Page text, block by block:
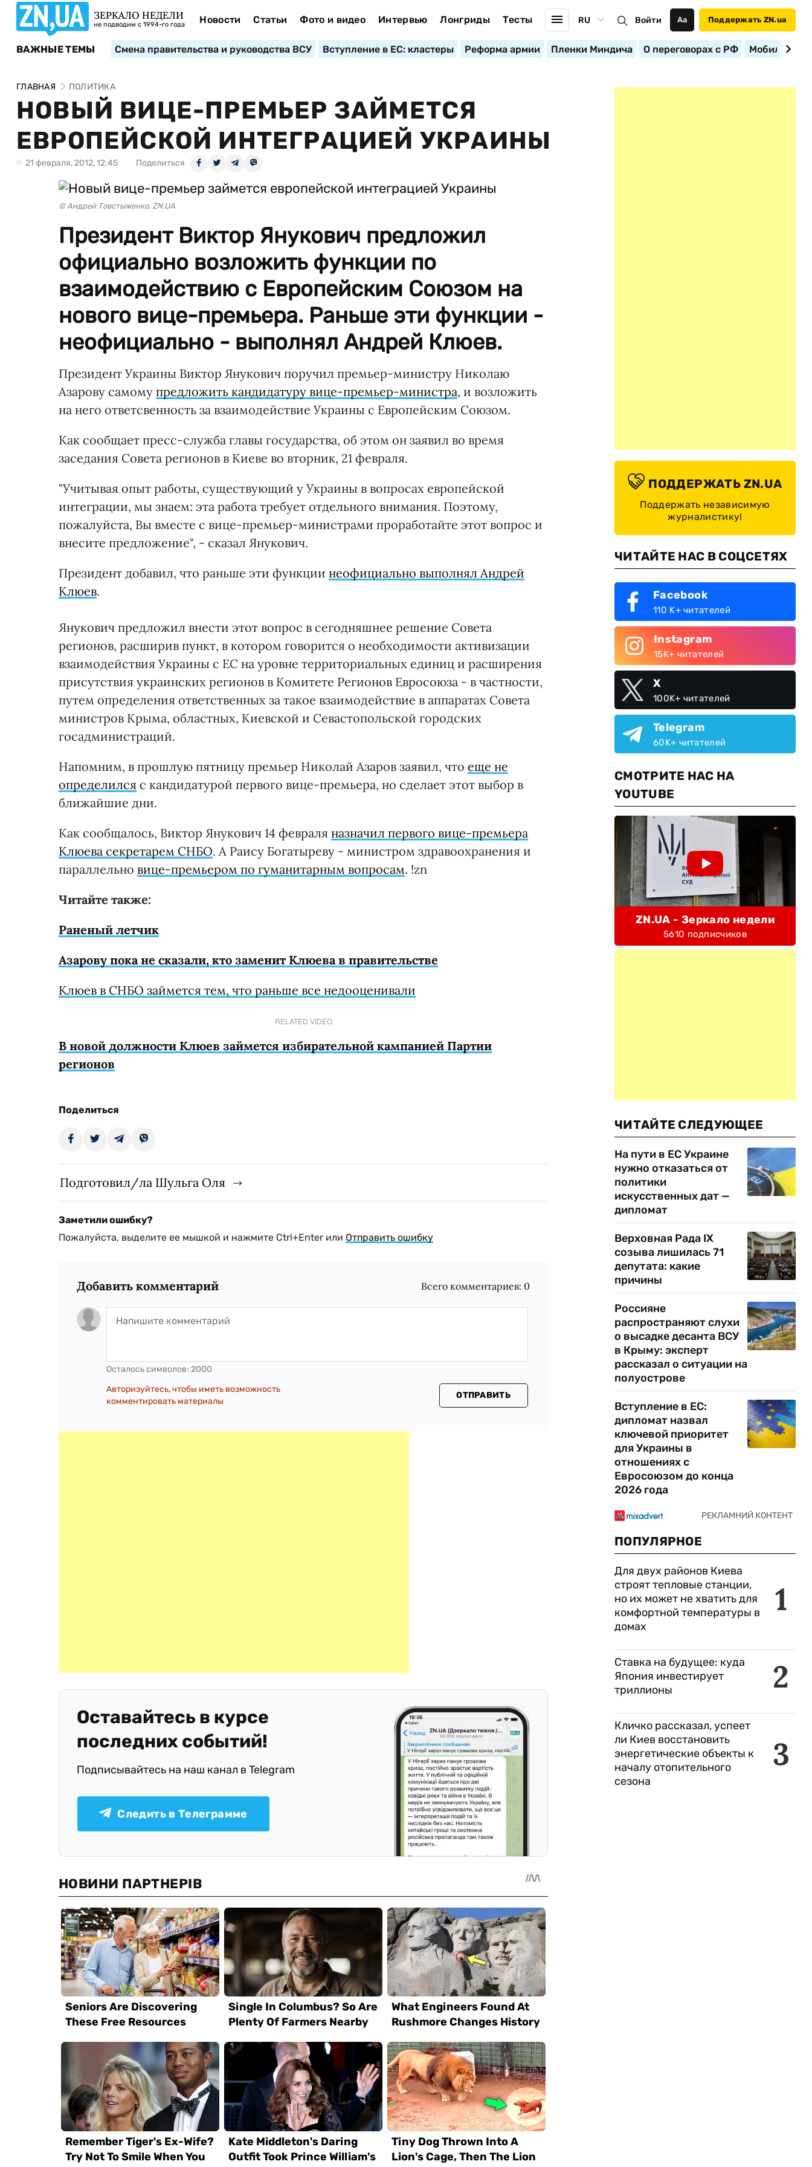
ЗЕРКАЛО НЕДЕЛИ
не подводим с 1994-го года Новости Статьи Фото и видео Интервью Лонгриды Тесты RU Войти Аа Поддержать ZN.ua
ВАЖНЫЕ ТЕМЫ Смена правительства и руководства ВСУ Вступление в ЕС: кластеры Реформа армии Пленки Миндича О переговорах с РФ
ГЛАВНАЯ ПОЛИТИКА
НОВЫЙ ВИЦЕ-ПРЕМЬЕР ЗАЙМЕТСЯ
ЕВРОПЕЙСКОЙ ИНТЕГРАЦИЕЙ УКРАИНЫ
21 февраля, 2012, 12:45 Поделиться
© Андрей Товстыженко, ZN.UA
Президент Виктор Янукович предложил
официально возложить функции по
взаимодействию с Европейским Союзом на
нового вице-премьера. Раньше эти функции -
неофициально - выполнял Андрей Клюев.
Президент Украины Виктор Янукович поручил премьер-министру Николаю
Азарову самому предложить кандидатуру вице-премьер-министра, и возложить
на него ответсвенность за взаимодействие Украины с Европейским Союзом.
Как сообщает пресс-служба главы государства, об этом он заявил во время
заседания Совета регионов в Киеве во вторник, 21 февраля.
"Учитывая опыт работы, существующий у Украины в вопросах европейской
интеграции, мы знаем: эта работа требует отдельного внимания. Поэтому,
пожалуйста, Вы вместе с вице-премьер-министрами проработайте этот вопрос и
внесите предложение", - сказал Янукович.
Президент добавил, что раньше эти функции неофициально выполнял Андрей
Клюев.
Янукович предложил внести этот вопрос в сегодняшнее решение Совета
регионов, расширив пункт, в котором говорится о необходимости активизации
взаимодействия Украины с ЕС на уровне территориальных единиц и расширения
присутствия украинских регионов в Комитете Регионов Евросоюза - в частности,
путем определения ответственных за такое взаимодействие в аппаратах Совета
министров Крыма, областных, Киевской и Севастопольской городских
госадминистраций.
Напомним, в прошлую пятницу премьер Николай Азаров заявил, что еще не
определился с кандидатурой первого вице-премьера, но сделает этот выбор в
ближайшие дни.
Как сообщалось, Виктор Янукович 14 февраля назначил первого вице-премьера
Клюева секретарем СНБО. А Раису Богатыреву - министром здравоохранения и
параллельно вице-премьером по гуманитарным вопросам. !zn
Читайте также:
Раненый летчик
Азарову пока не сказали, кто заменит Клюева в правительстве
Клюев в СНБО займется тем, что раньше все недооценивали
RELATED VIDEO
В новой должности Клюев займется избирательной кампанией Партии
регионов
Поделиться
Подготовил/ла Шульга Оля
Заметили ошибку?
Пожалуйста, выделите ее мышкой и нажмите Ctrl+Enter или Отправить ошибку
Добавить комментарий Всего комментариев: 0
Осталось символов: 2000
Авторизуйтесь, чтобы иметь возможность
комментировать материалы
ОТПРАВИТЬ
Оставайтесь в курсе
последних событий!
Подписывайтесь на наш канал в Telegram
Следить в Телеграмме
ПОДДЕРЖАТЬ ZN.UA
Поддержать независимую
журналистику!
ЧИТАЙТЕ НАС В СОЦСЕТЯХ
Facebook
110 K+ читателей
Instagram
15K+ читателей
X
100K+ читателей
Telegram
60K+ читателей
СМОТРИТЕ НАС НА
YOUTUBE
ZN.UA - Зеркало недели
5610 подписчиков
ЧИТАЙТЕ СЛЕДУЮЩЕЕ
На пути в ЕС Украине
нужно отказаться от
политики
искусственных дат —
дипломат
Верховная Рада IX
созыва лишилась 71
депутата: какие
причины
Россияне
распространяют слухи
о высадке десанта ВСУ
в Крыму: эксперт
рассказал о ситуации на
полуострове
Вступление в ЕС:
дипломат назвал
ключевой приоритет
для Украины в
отношениях с
Евросоюзом до конца
2026 года
ПОПУЛЯРНОЕ
1
Для двух районов Киева
строят тепловые станции,
но их может не хватить для
комфортной температуры в
домах
2
Ставка на будущее: куда
Япония инвестирует
триллионы
3
Кличко рассказал, успеет
ли Киев восстановить
энергетические объекты к
началу отопительного
сезона